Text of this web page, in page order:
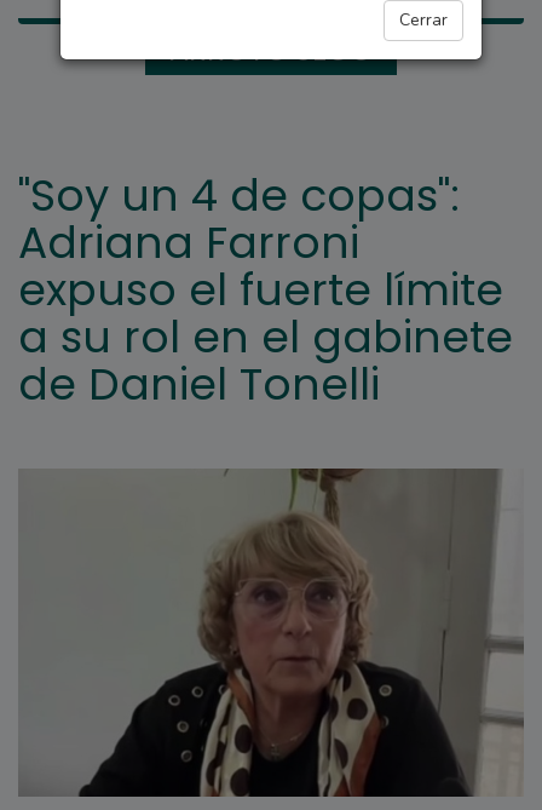
Cerrar
ARROYO SECO
"Soy un 4 de copas":
Adriana Farroni
expuso el fuerte límite
a su rol en el gabinete
de Daniel Tonelli